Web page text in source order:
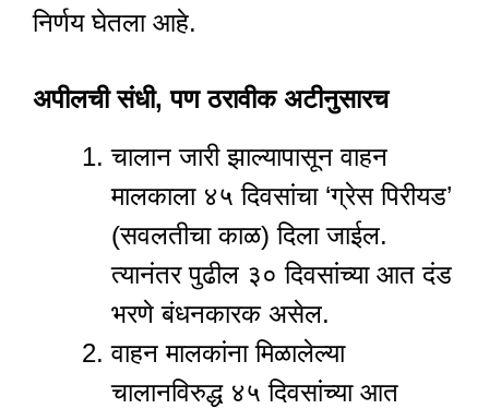
निर्णय घेतला आहे.
अपीलची संधी, पण ठरावीक अटीनुसारच
चालान जारी झाल्यापासून वाहन
मालकाला ४५ दिवसांचा ‘ग्रेस पिरीयड’
(सवलतीचा काळ) दिला जाईल.
त्यानंतर पुढील ३० दिवसांच्या आत दंड
भरणे बंधनकारक असेल.
वाहन मालकांना मिळालेल्या
चालानविरुद्ध ४५ दिवसांच्या आत